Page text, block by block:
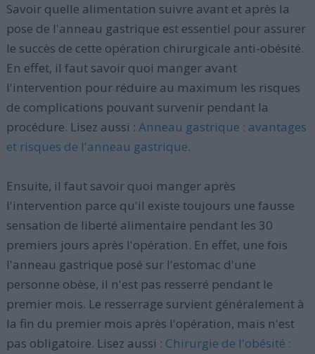
Savoir quelle alimentation suivre avant et après la
pose de l'anneau gastrique est essentiel pour assurer
le succès de cette opération chirurgicale anti-obésité.
En effet, il faut savoir quoi manger avant
l'intervention pour réduire au maximum les risques
de complications pouvant survenir pendant la
procédure. Lisez aussi : Anneau gastrique : avantages
et risques de l'anneau gastrique.
Ensuite, il faut savoir quoi manger après
l'intervention parce qu'il existe toujours une fausse
sensation de liberté alimentaire pendant les 30
premiers jours après l'opération. En effet, une fois
l'anneau gastrique posé sur l'estomac d'une
personne obèse, il n'est pas resserré pendant le
premier mois. Le resserrage survient généralement à
la fin du premier mois après l'opération, mais n'est
pas obligatoire. Lisez aussi : Chirurgie de l'obésité :